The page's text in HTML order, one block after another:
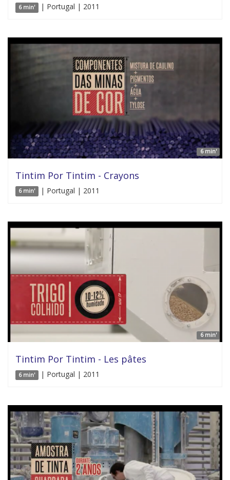
6 min' | Portugal | 2011
6 min'
Tintim Por Tintim - Crayons
6 min' | Portugal | 2011
6 min'
Tintim Por Tintim - Les pâtes
6 min' | Portugal | 2011